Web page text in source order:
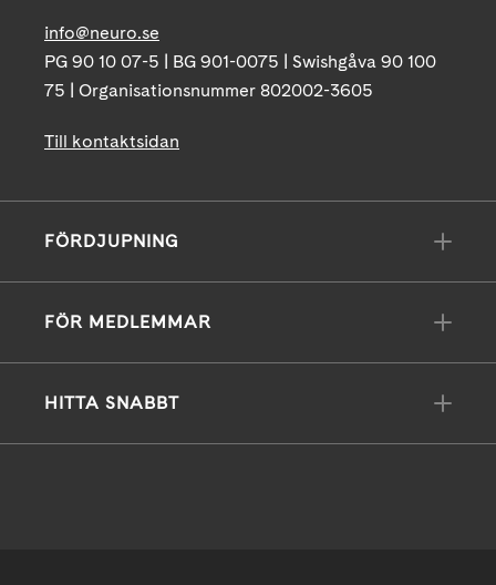
info@neuro.se
PG 90 10 07-5 | BG 901-0075 | Swishgåva 90 100
75 | Organisationsnummer 802002-3605
Till kontaktsidan
FÖRDJUPNING
FÖR MEDLEMMAR
HITTA SNABBT